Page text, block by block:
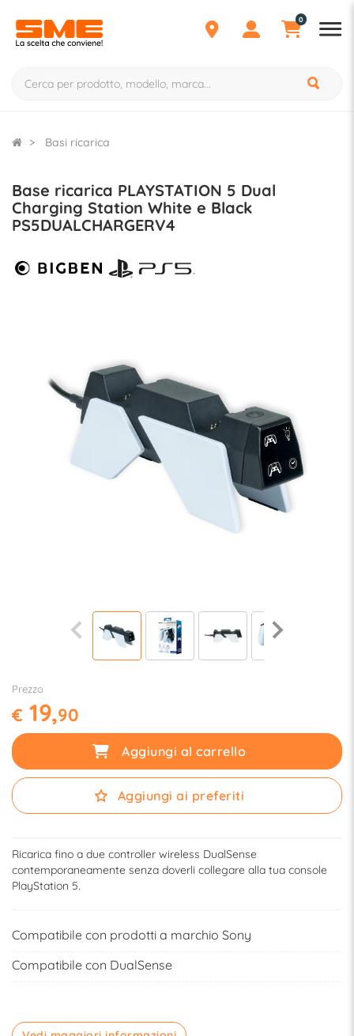
0
Basi ricarica
Base ricarica PLAYSTATION 5 Dual
Charging Station White e Black
PS5DUALCHARGERV4
Prezzo
€ 19,90
Aggiungi al carrello
Aggiungi ai preferiti
Ricarica fino a due controller wireless DualSense
contemporaneamente senza doverli collegare alla tua console
PlayStation 5.
Compatibile con prodotti a marchio Sony
Compatibile con DualSense